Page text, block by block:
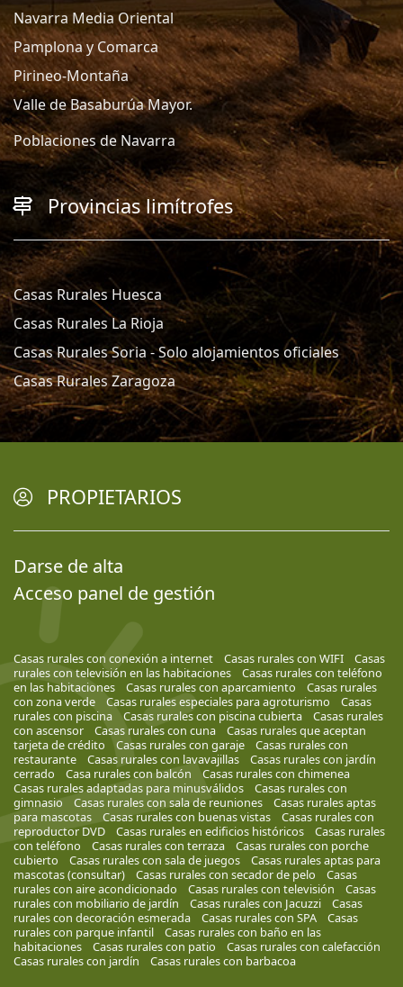
Navarra Media Oriental
Pamplona y Comarca
Pirineo-Montaña
Valle de Basaburúa Mayor.
Poblaciones de Navarra
Provincias limítrofes
Casas Rurales Huesca
Casas Rurales La Rioja
Casas Rurales Soria - Solo alojamientos oficiales
Casas Rurales Zaragoza
PROPIETARIOS
Darse de alta
Acceso panel de gestión
Casas rurales con conexión a internet Casas rurales con WIFI
Casas
rurales con televisión en las habitaciones
Casas rurales con teléfono
en las habitaciones
Casas rurales con aparcamiento
Casas rurales
con zona verde
Casas rurales especiales para agroturismo
Casas
rurales con piscina
Casas rurales con piscina cubierta
Casas rurales
con ascensor
Casas rurales con cuna
Casas rurales que aceptan
tarjeta de crédito
Casas rurales con garaje
Casas rurales con
restaurante
Casas rurales con lavavajillas
Casas rurales con jardín
cerrado
Casa rurales con balcón
Casas rurales con chimenea
Casas rurales adaptadas para minusválidos
Casas rurales con
gimnasio
Casas rurales con sala de reuniones
Casas rurales aptas
para mascotas
Casas rurales con buenas vistas
Casas rurales con
reproductor DVD
Casas rurales en edificios históricos
Casas rurales
con teléfono
Casas rurales con terraza
Casas rurales con porche
cubierto
Casas rurales con sala de juegos
Casas rurales aptas para
mascotas (consultar)
Casas rurales con secador de pelo
Casas
rurales con aire acondicionado
Casas rurales con televisión
Casas
rurales con mobiliario de jardín
Casas rurales con Jacuzzi
Casas
rurales con decoración esmerada
Casas rurales con SPA
Casas
rurales con parque infantil
Casas rurales con baño en las
habitaciones
Casas rurales con patio
Casas rurales con calefacción
Casas rurales con jardín
Casas rurales con barbacoa